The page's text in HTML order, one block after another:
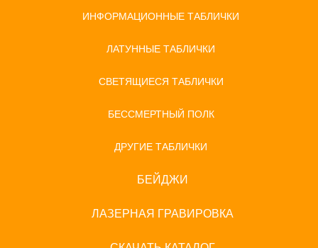
ИНФОРМАЦИОННЫЕ ТАБЛИЧКИ
ЛАТУННЫЕ ТАБЛИЧКИ
СВЕТЯЩИЕСЯ ТАБЛИЧКИ
БЕССМЕРТНЫЙ ПОЛК
ДРУГИЕ ТАБЛИЧКИ
БЕЙДЖИ
ЛАЗЕРНАЯ ГРАВИРОВКА